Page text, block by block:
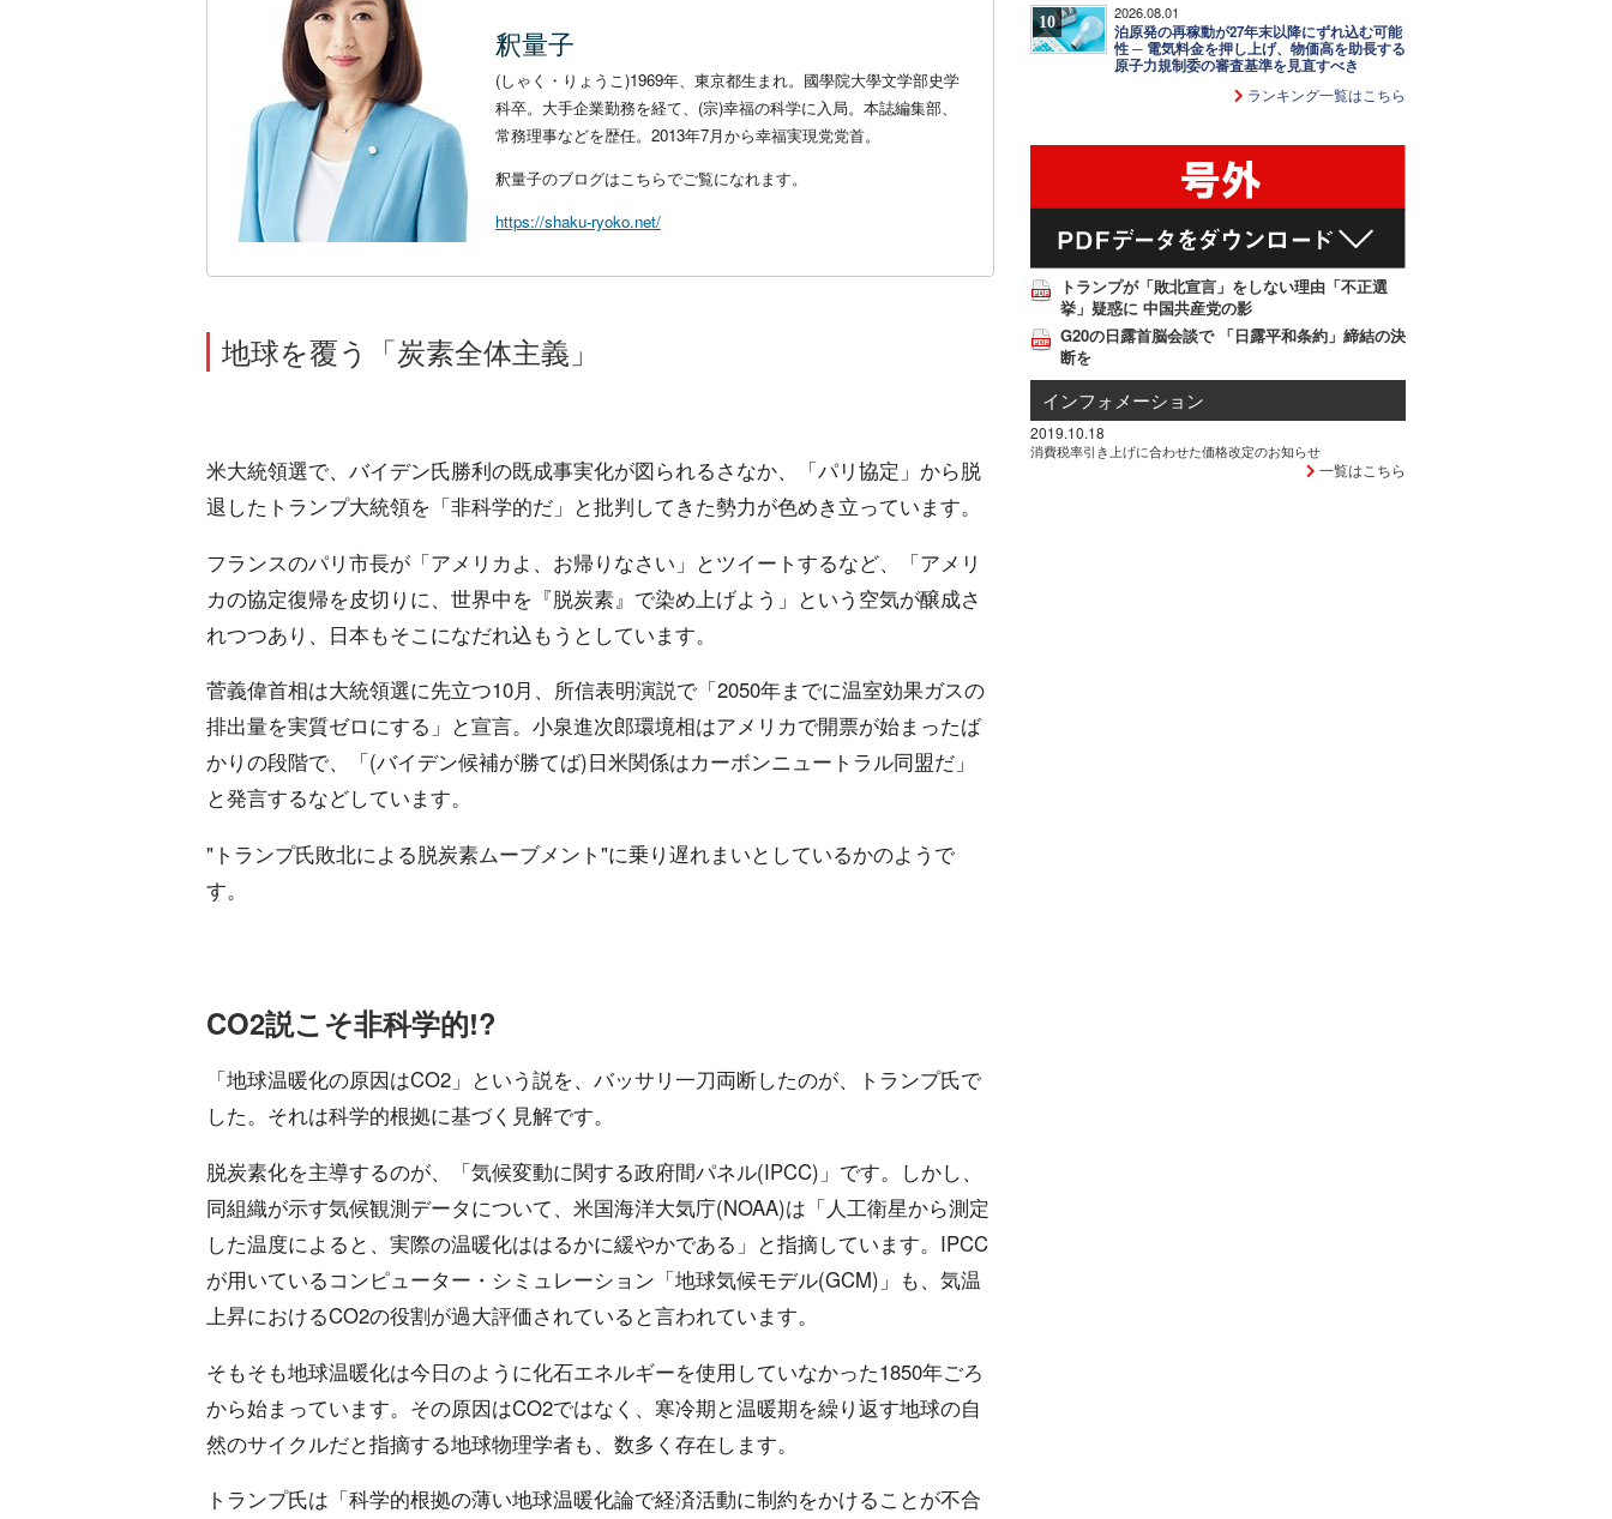
釈量子
(しゃく・りょうこ)1969年、東京都生まれ。國學院大學文学部史学
科卒。大手企業勤務を経て、(宗)幸福の科学に入局。本誌編集部、
常務理事などを歴任。2013年7月から幸福実現党党首。
釈量子のブログはこちらでご覧になれます。
https://shaku-ryoko.net/
地球を覆う「炭素全体主義」
米大統領選で、バイデン氏勝利の既成事実化が図られるさなか、「パリ協定」から脱
退したトランプ大統領を「非科学的だ」と批判してきた勢力が色めき立っています。
フランスのパリ市長が「アメリカよ、お帰りなさい」とツイートするなど、「アメリ
カの協定復帰を皮切りに、世界中を『脱炭素』で染め上げよう」という空気が醸成さ
れつつあり、日本もそこになだれ込もうとしています。
菅義偉首相は大統領選に先立つ10月、所信表明演説で「2050年までに温室効果ガスの
排出量を実質ゼロにする」と宣言。小泉進次郎環境相はアメリカで開票が始まったば
かりの段階で、「(バイデン候補が勝てば)日米関係はカーボンニュートラル同盟だ」
と発言するなどしています。
"トランプ氏敗北による脱炭素ムーブメント"に乗り遅れまいとしているかのようで
す。
CO2説こそ非科学的!?
「地球温暖化の原因はCO2」という説を、バッサリ一刀両断したのが、トランプ氏で
した。それは科学的根拠に基づく見解です。
脱炭素化を主導するのが、「気候変動に関する政府間パネル(IPCC)」です。しかし、
同組織が示す気候観測データについて、米国海洋大気庁(NOAA)は「人工衛星から測定
した温度によると、実際の温暖化ははるかに緩やかである」と指摘しています。IPCC
が用いているコンピューター・シミュレーション「地球気候モデル(GCM)」も、気温
上昇におけるCO2の役割が過大評価されていると言われています。
そもそも地球温暖化は今日のように化石エネルギーを使用していなかった1850年ごろ
から始まっています。その原因はCO2ではなく、寒冷期と温暖期を繰り返す地球の自
然のサイクルだと指摘する地球物理学者も、数多く存在します。
トランプ氏は「科学的根拠の薄い地球温暖化論で経済活動に制約をかけることが不合
10 2026.08.01
泊原発の再稼動が27年末以降にずれ込む可能
性 ─ 電気料金を押し上げ、物価高を助長する
原子力規制委の審査基準を見直すべき
ランキング一覧はこちら
トランプが「敗北宣言」をしない理由「不正選
挙」疑惑に 中国共産党の影
G20の日露首脳会談で 「日露平和条約」締結の決
断を
インフォメーション
2019.10.18
消費税率引き上げに合わせた価格改定のお知らせ
一覧はこちら